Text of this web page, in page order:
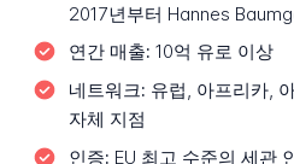
2017년부터 Hannes
연간 매출: 10억 유로 이상
네트워크: 유럽, 아프리카,
자체 지점
인증: EU 최고 수준의 세관